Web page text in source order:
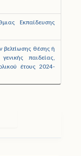
Εκπαίδευσης
βελτίωσης θέσης ή
παιδείας,
έτους 2024-